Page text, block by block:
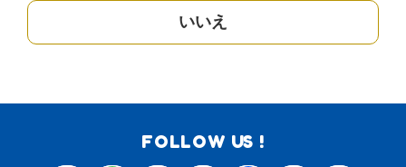
いいえ
FOLLOW US !